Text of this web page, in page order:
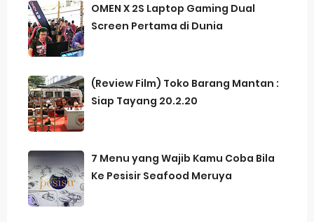
OMEN X 2S Laptop Gaming Dual
Screen Pertama di Dunia
(Review Film) Toko Barang Mantan :
Siap Tayang 20.2.20
7 Menu yang Wajib Kamu Coba Bila
Ke Pesisir Seafood Meruya